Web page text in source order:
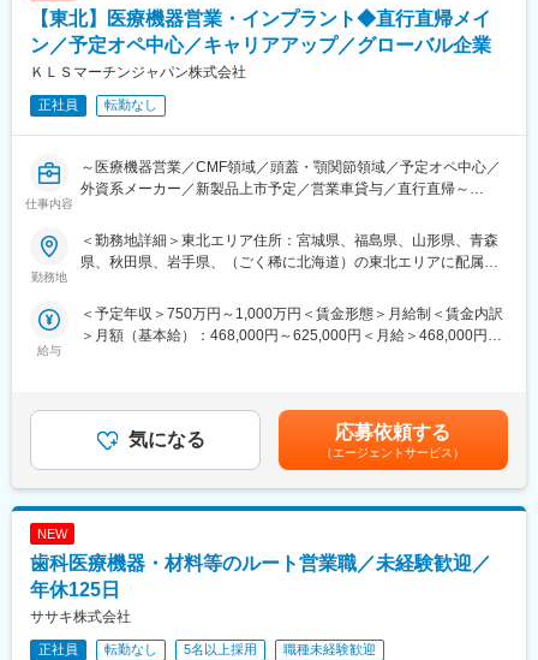
■スキルアップにも最適（豊富なパイプライン）：
チームで複数の治験を実施していきますので、幅広い疾患領域を
担当することができます。
ります。
■同社で働くメリット：
フレックスタイム制も取り入れ、柔軟に働き方をアレンジ可能。
残業時間も月10時間程度、産休育休の取得実績も多数あり、育児
＜充実のフォロー、研修体制＞
手厚いフォロー体制があります。
す。
＜キャリアステップ＞
CRCとして幅広い経験を積むことや、スペシャリストとして特定
方もいらっしゃいます。
【東北】医療機器営業・インプラント◆直行直帰メイ
ン／予定オペ中心／キャリアアップ／グローバル企業
ＫＬＳマーチンジャパン株式会社
正社員 転勤なし
仕事内容
～医療機器営業／CMF領域／頭蓋・顎関節領域／予定オペ中心／
外資系メーカー／新製品上市予定／営業車貸与／直行直帰～
南ドイツに本社を持つ医療機器メーカーの日本法人です。同企業
は日本での設立から30年を迎え、現在ビジネスモデルの変換期に
目指すメンバーとして、日本市場における製品の普及と今後控え
る製品群の Pre-launch sales activities 関連する業務に従事頂きま
・大学病院や基幹病院を中心に、頭蓋・顎関節領域のインプラン
ト製品（チタン・吸収性プレート）の提案
・医師や医局との関係構築、症例に応じた製品選定・提案
・既存顧客対応中心、売上拡大に向けた新規顧客開拓も実施
・学会や医局説明会での情報提供、ワークショップ対応
はほぼ想定なし）
・注文後、ロジスティクスやカスタマーサポートと連携し納品ま
で調整
・製品知識習得のため参考書・社内資料を活用し、OJTや年2回の
トレーニングの受講可能
勤務地
＜勤務地詳細＞東北エリア住所：宮城県、福島県、山形県、青森
県、秋田県、岩手県、（ごく稀に北海道）の東北エリアに配属に
事業所（リモートワーク含む）
給与
＜予定年収＞750万円～1,000万円＜賃金形態＞月給制＜賃金内訳
＞月額（基本給）：468,000円～625,000円＜月給＞468,000円～
ージャーポジションの場合は管理監督者扱いになります賃金はあ
くまでも目安の金額であり、選考を通じて上下する可能性があり
ます。月給(月額)は固定手当を含めた表記です。
気になる 応募依頼する
（エージェントサービス）
NEW
歯科医療機器・材料等のルート営業職／未経験歓迎／
年休125日
ササキ株式会社
正社員 転勤なし 5名以上採用
職種未経験歓迎